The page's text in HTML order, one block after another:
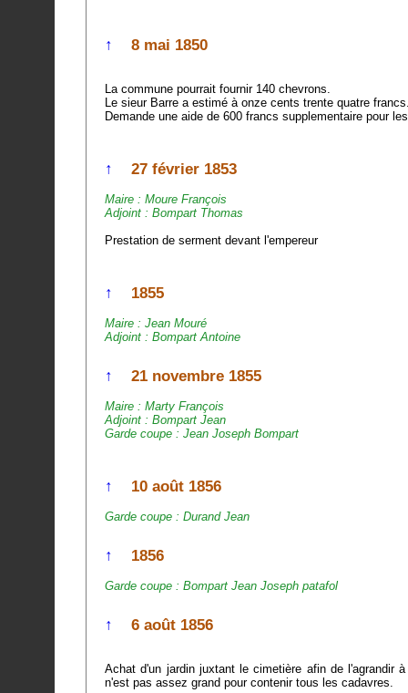
↑ 8 mai 1850
La commune pourrait fournir 140 chevrons.
Le sieur Barre a estimé à onze cents trente quatre
Demande une aide de 600 francs supplementaire pour
↑ 27 février 1853
Maire : Moure François
Adjoint : Bompart Thomas
Prestation de serment devant l'empereur
↑ 1855
Maire : Jean Mouré
Adjoint : Bompart Antoine
↑ 21 novembre 1855
Maire : Marty François
Adjoint : Bompart Jean
Garde coupe : Jean Joseph Bompart
↑ 10 août 1856
Garde coupe : Durand Jean
↑ 1856
Garde coupe : Bompart Jean Joseph patafol
↑ 6 août 1856
Achat d'un jardin juxtant le cimetière afin de l'agrandir à cause de
n'est pas assez grand pour contenir tous les cadavres.